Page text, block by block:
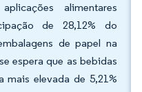
alimentares
de 28,12% do
de papel na
espera que as bebidas
mais elevada de 5,21%